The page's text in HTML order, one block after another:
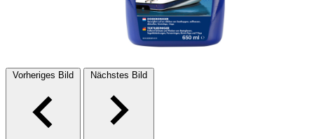
Vorheriges Bild Nächstes Bild